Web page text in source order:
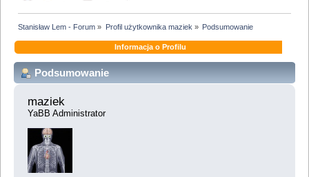
Stanisław Lem - Forum » Profil użytkownika maziek » Podsumowanie
Informacja o Profilu
Podsumowanie
maziek
YaBB Administrator